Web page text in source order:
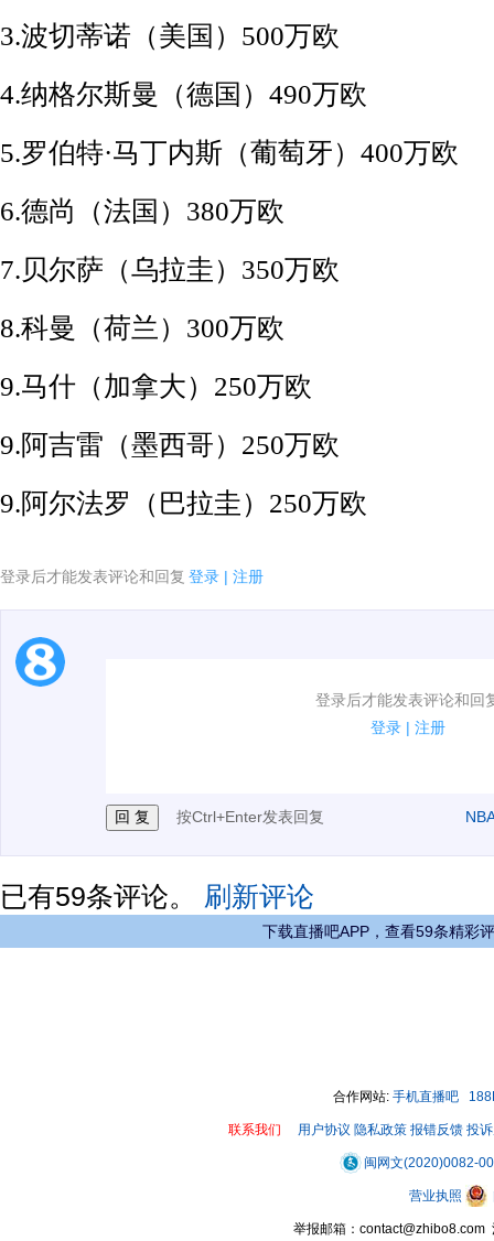
3.波切蒂诺（美国）500万欧
4.纳格尔斯曼（德国）490万欧
5.罗伯特·马丁内斯（葡萄牙）400万欧
6.德尚（法国）380万欧
7.贝尔萨（乌拉圭）350万欧
8.科曼（荷兰）300万欧
9.马什（加拿大）250万欧
9.阿吉雷（墨西哥）250万欧
9.阿尔法罗（巴拉圭）250万欧
登录后才能发表评论和回复 登录 | 注册
登录后才能发表评论和回
登录 | 注册
1.电脑端新用户可以发表评论了！
按Ctrl+Enter发表回复
已有59条评论。 刷新评论
下载直播吧APP，查看59条精彩
合作网站: 手机直播吧
联系我们 用户协议 隐私政策 报错反馈 投
闽网文(2020)0082-
营业执照
举报邮箱：